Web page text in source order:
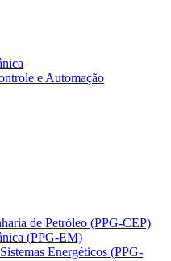
e Automação
de Petróleo (PPG-CEP)
(PPG-EM)
Energéticos (PPG-